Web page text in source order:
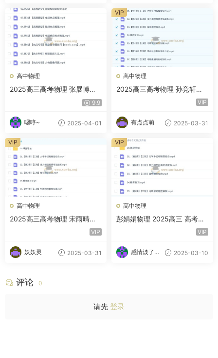
高中物理
2025高三高考物理 张展博物
理 一轮二轮暑秋寒春 百度云9.9
嗯哼~ 2025-04-01
高中物理
2025高三高考物理 孙竞轩物
理 全程全年暑秋寒春 百度云VIP
有点点萌 2025-03-31
VIP
高中物理
2025高三高考物理 宋雨晴物
理全年一轮二轮 暑假秋季寒假
VIP
妖妖灵 2025-03-31
VIP
高中物理
彭娟娟物理 2025高三 高考物
VIP
感情淡了请
2025-03-10
VIP
评论 0
请先 登录